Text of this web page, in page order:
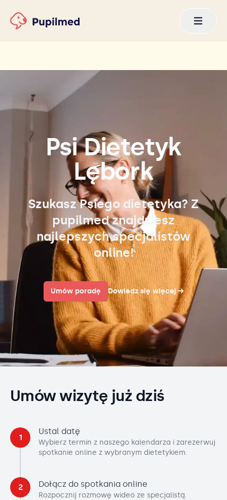
Psi Dietetyk
Lębork
Szukasz Psiego dietetyka? Z
pupilmed znajdziesz
najlepszych specjalistów
online!
Umów poradę Dowiedz się więcej →
Umów wizytę już dziś
1
Ustal datę
Wybierz termin z naszego kalendarza i zarezerwuj
spotkanie online z wybranym dietetykiem.
2 Dołącz do spotkania online
Rozpocznij rozmowę wideo ze specjalistą.